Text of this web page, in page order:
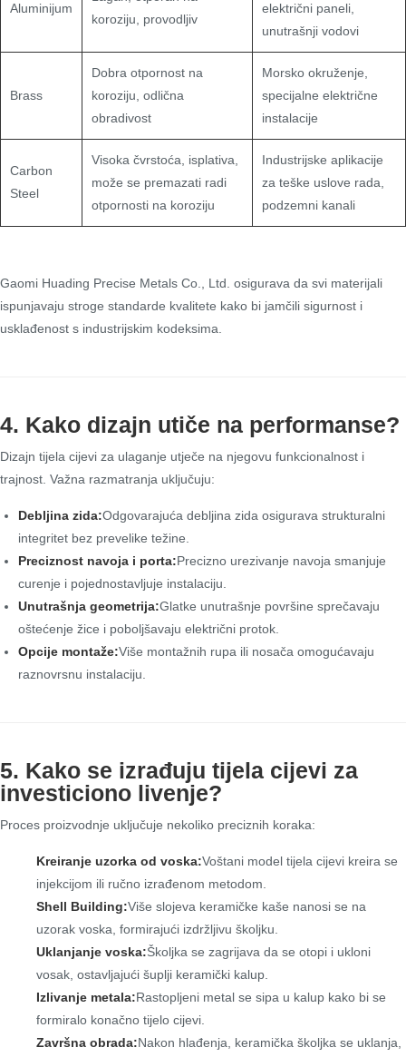
Aluminijum
koroziju, provodljiv
električni paneli,
unutrašnji vodovi
Brass
Dobra otpornost na
koroziju, odlična
obradivost
Morsko okruženje,
specijalne električne
instalacije
Carbon
Steel
Visoka čvrstoća, isplativa,
može se premazati radi
otpornosti na koroziju
Industrijske aplikacije
za teške uslove rada,
podzemni kanali
Gaomi Huading Precise Metals Co., Ltd. osigurava da svi materijali
ispunjavaju stroge standarde kvalitete kako bi jamčili sigurnost i
usklađenost s industrijskim kodeksima.
4. Kako dizajn utiče na performanse?
Dizajn tijela cijevi za ulaganje utječe na njegovu funkcionalnost i
trajnost. Važna razmatranja uključuju:
Debljina zida:Odgovarajuća debljina zida osigurava strukturalni
integritet bez prevelike težine.
Preciznost navoja i porta:Precizno urezivanje navoja smanjuje
curenje i pojednostavljuje instalaciju.
Unutrašnja geometrija:Glatke unutrašnje površine sprečavaju
oštećenje žice i poboljšavaju električni protok.
Opcije montaže:Više montažnih rupa ili nosača omogućavaju
raznovrsnu instalaciju.
5. Kako se izrađuju tijela cijevi za
investiciono livenje?
Proces proizvodnje uključuje nekoliko preciznih koraka:
Kreiranje uzorka od voska:Voštani model tijela cijevi kreira se
injekcijom ili ručno izrađenom metodom.
Shell Building:Više slojeva keramičke kaše nanosi se na
uzorak voska, formirajući izdržljivu školjku.
Uklanjanje voska:Školjka se zagrijava da se otopi i ukloni
vosak, ostavljajući šuplji keramički kalup.
Izlivanje metala:Rastopljeni metal se sipa u kalup kako bi se
formiralo konačno tijelo cijevi.
Završna obrada:Nakon hlađenja, keramička školjka se uklanja,